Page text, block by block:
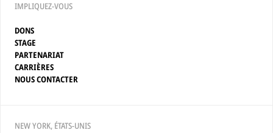
IMPLIQUEZ-VOUS
DONS
STAGE
PARTENARIAT
CARRIÈRES
NOUS CONTACTER
NEW YORK, ÉTATS-UNIS